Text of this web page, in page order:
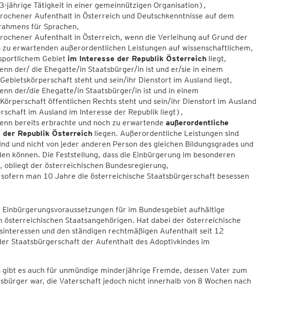
jährige Tätigkeit in einer gemeinnützigen Organisation),
Aufenthalt in Österreich und Deutschkenntnisse auf dem
für Sprachen,
Aufenthalt in Österreich, wenn die Verleihung auf Grund der
erwartenden außerordentlichen Leistungen auf wissenschaftlichem,
Gebiet im Interesse der Republik Österreichliegt,
der/ die Ehegatte/in Staatsbürger/in ist und er/sie in einem
steht und sein/ihr Dienstort im Ausland liegt,
der/die Ehegatte/in Staatsbürger/in ist und in einem
öffentlichen Rechts steht und sein/ihr Dienstort im Ausland
im Ausland im Interesse der Republik liegt),
bereits erbrachte und noch zu erwartende außerordentliche
Republik Österreichliegen. Außerordentliche Leistungen sind
und nicht von jeder anderen Person des gleichen Bildungsgrades und
können. Die Feststellung, dass die Einbürgerung im besonderen
obliegt der österreichischen Bundesregierung,
man 10 Jahre die österreichische Staatsbürgerschaft besessen
für im Bundesgebiet aufhältige
Staatsangehörigen. Hat dabei der österreichische
und den ständigen rechtmäßigen Aufenthalt seit 12
Staatsbürgerschaft der Aufenthalt des Adoptivkindes im
es auch für unmündige minderjährige Fremde, dessen Vater zum
war, die Vaterschaft jedoch nicht innerhalb von 8 Wochen nach